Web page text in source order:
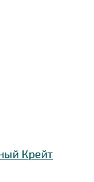
Крейт